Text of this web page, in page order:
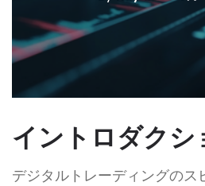
イントロダクシ
デジタルトレーディングのス